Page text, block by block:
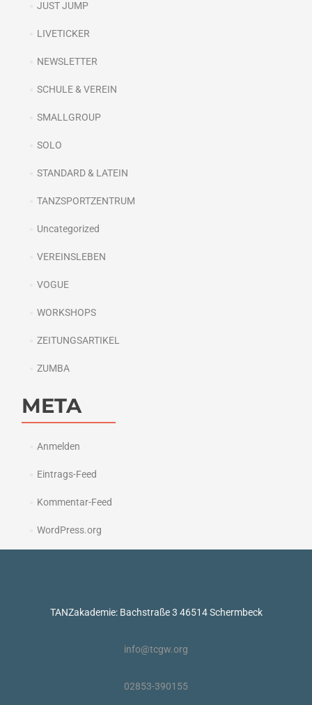
JUST JUMP
LIVETICKER
NEWSLETTER
SCHULE & VEREIN
SMALLGROUP
SOLO
STANDARD & LATEIN
TANZSPORTZENTRUM
Uncategorized
VEREINSLEBEN
VOGUE
WORKSHOPS
ZEITUNGSARTIKEL
ZUMBA
META
Anmelden
Eintrags-Feed
Kommentar-Feed
WordPress.org
TANZakademie: Bachstraße 3 46514 Schermbeck
info@tcgw.org
02853-390155